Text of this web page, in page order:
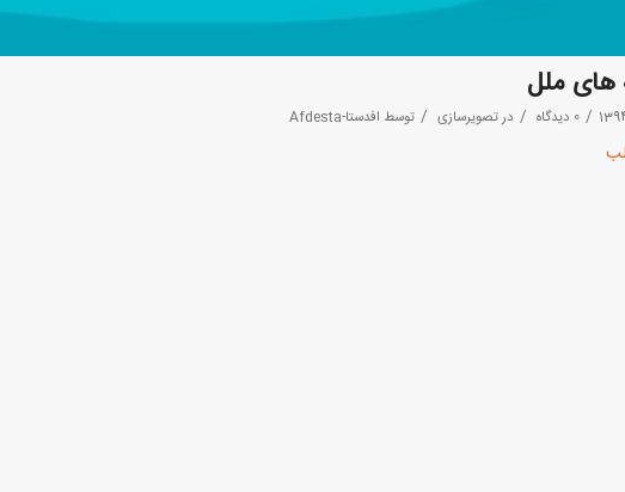
های ملل
/ 0 دیدگاه / درتصویرسازی / توسط افدستا-Afdesta